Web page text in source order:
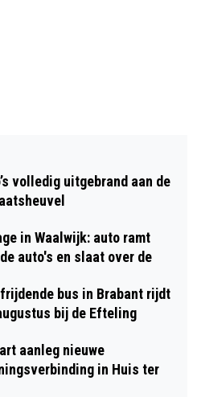
OEFENDUEL
VOOR HARRIE
JARIG BESTAAN
volledig uitgebrand aan de
in Waalwijk: auto ramt
auto's en slaat over de
bus in Brabant rijdt
bij de Efteling
aanleg nieuwe
in Huis ter